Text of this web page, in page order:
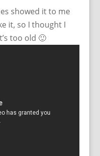
showed it to me
it, so I thought I
too old 🙂